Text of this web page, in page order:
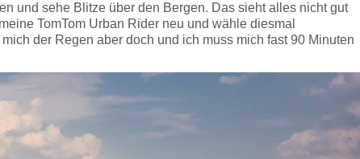
und sehe Blitze über den Bergen. Das sieht alles nicht gut
TomTom Urban Rider neu und wähle diesmal
der Regen aber doch und ich muss mich fast 90 Minuten